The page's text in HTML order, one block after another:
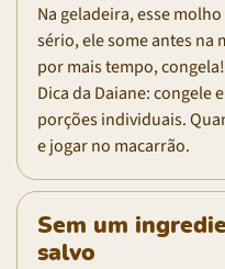
Na geladeira, esse
sério, ele some antes na
por mais tempo,
Dica da Daiane: congele
porções individuais.
e jogar no macarrão.
Sem um
salvo